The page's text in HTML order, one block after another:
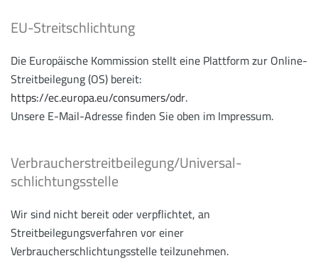
EU-Streitschlichtung
Die Europäische Kommission stellt eine Plattform zur Online-
Streitbeilegung (OS) bereit:
https://ec.europa.eu/consumers/odr.
Unsere E-Mail-Adresse finden Sie oben im Impressum.
Verbraucher­streit­beilegung/Universal­
schlichtungs­stelle
Wir sind nicht bereit oder verpflichtet, an
Streitbeilegungsverfahren vor einer
Verbraucherschlichtungsstelle teilzunehmen.